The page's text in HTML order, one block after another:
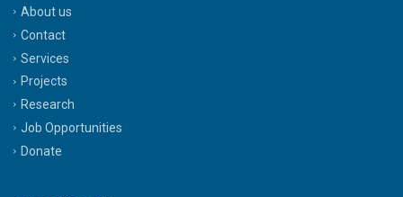
About us
Contact
Services
Projects
Research
Job Opportunities
Donate